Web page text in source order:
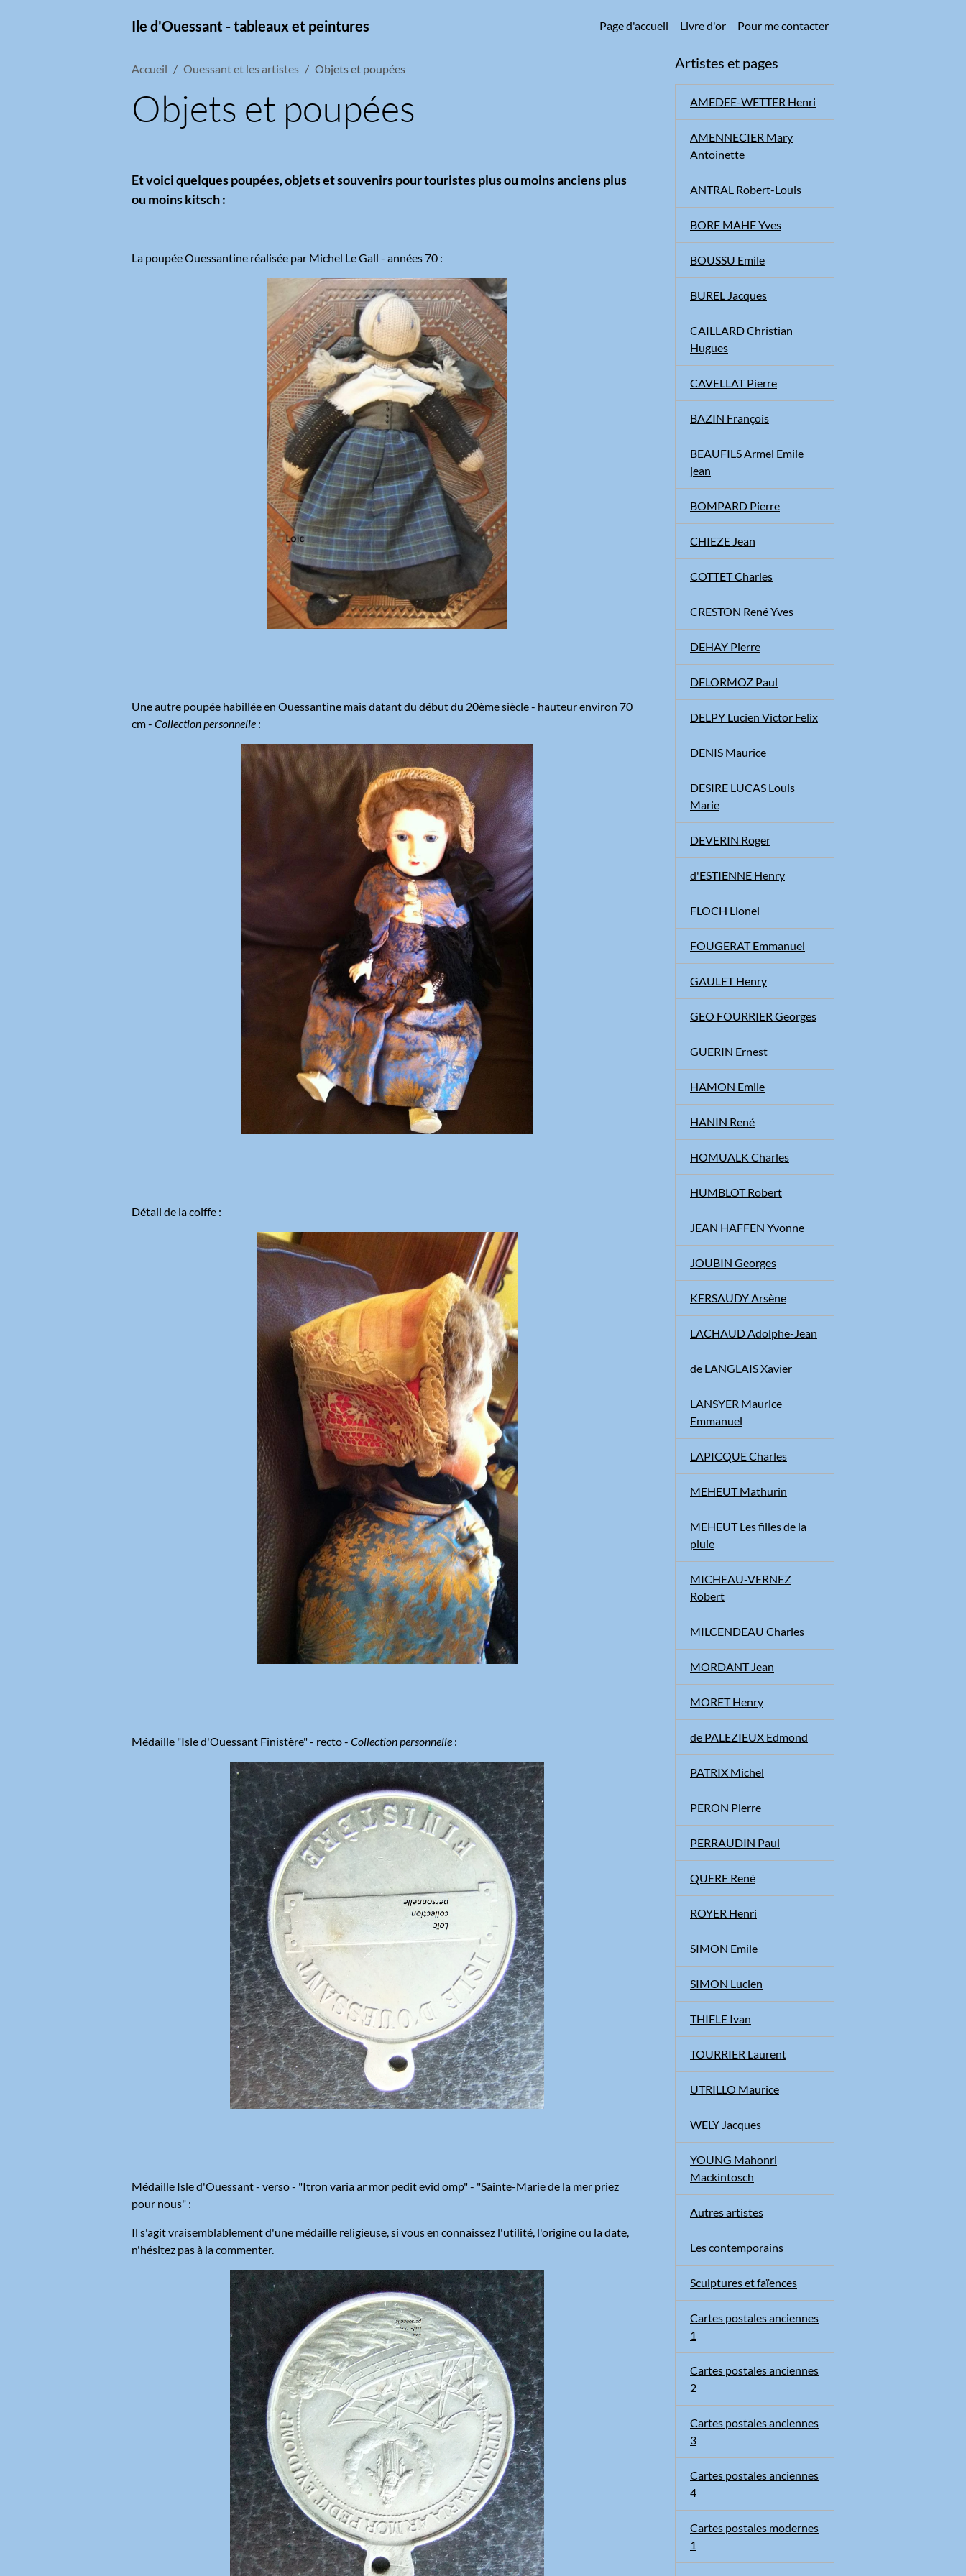
Ile d'Ouessant - tableaux et peintures Page d'accueil Livre d'or Pour me contacter
Accueil Ouessant et les artistes Objets et poupées
Objets et poupées
Et voici quelques poupées, objets et souvenirs pour touristes plus ou moins anciens plus
ou moins kitsch :
La poupée Ouessantine réalisée par Michel Le Gall - années 70 :
Une autre poupée habillée en Ouessantine mais datant du début du 20ème siècle - hauteur environ 70
cm - Collection personnelle :
Détail de la coiffe :
Médaille "Isle d'Ouessant Finistère" - recto - Collection personnelle :
Médaille Isle d'Ouessant - verso - "Itron varia ar mor pedit evid omp" - "Sainte-Marie de la mer priez
pour nous" :
Il s'agit vraisemblablement d'une médaille religieuse, si vous en connaissez l'utilité, l'origine ou la date,
n'hésitez pas à la commenter.
Artistes et pages
AMEDEE-WETTER Henri
AMENNECIER Mary
Antoinette
ANTRAL Robert-Louis
BORE MAHE Yves
BOUSSU Emile
BUREL Jacques
CAILLARD Christian
Hugues
CAVELLAT Pierre
BAZIN François
BEAUFILS Armel Emile
jean
BOMPARD Pierre
CHIEZE Jean
COTTET Charles
CRESTON René Yves
DEHAY Pierre
DELORMOZ Paul
DELPY Lucien Victor Felix
DENIS Maurice
DESIRE LUCAS Louis
Marie
DEVERIN Roger
d'ESTIENNE Henry
FLOCH Lionel
FOUGERAT Emmanuel
GAULET Henry
GEO FOURRIER Georges
GUERIN Ernest
HAMON Emile
HANIN René
HOMUALK Charles
HUMBLOT Robert
JEAN HAFFEN Yvonne
JOUBIN Georges
KERSAUDY Arsène
LACHAUD Adolphe-Jean
de LANGLAIS Xavier
LANSYER Maurice
Emmanuel
LAPICQUE Charles
MEHEUT Mathurin
MEHEUT Les filles de la
pluie
MICHEAU-VERNEZ
Robert
MILCENDEAU Charles
MORDANT Jean
MORET Henry
de PALEZIEUX Edmond
PATRIX Michel
PERON Pierre
PERRAUDIN Paul
QUERE René
ROYER Henri
SIMON Emile
SIMON Lucien
THIELE Ivan
TOURRIER Laurent
UTRILLO Maurice
WELY Jacques
YOUNG Mahonri
Mackintosch
Autres artistes
Les contemporains
Sculptures et faïences
Cartes postales anciennes
1
Cartes postales anciennes
2
Cartes postales anciennes
3
Cartes postales anciennes
4
Cartes postales modernes
1